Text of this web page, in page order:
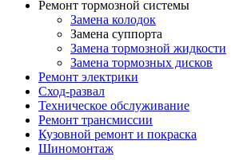
Ремонт тормозной системы
Замена колодок
Замена суппорта
Замена тормозной жидкости
Замена тормозных дисков
Ремонт электрики
Сход-развал
Техническое обслуживание
Ремонт трансмиссии
Кузовной ремонт и покраска
Шиномонтаж